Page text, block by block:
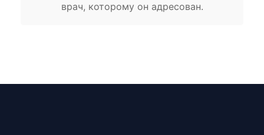
врач, которому он адресован.